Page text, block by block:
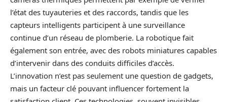
l’état des tuyauteries et des raccords, tandis que les
capteurs intelligents participent à une surveillance
continue d’un réseau de plomberie. La robotique fait
également son entrée, avec des robots miniatures capables
d’intervenir dans des conduits difficiles d’accès.
L’innovation n’est pas seulement une question de gadgets,
mais un facteur clé pouvant influencer fortement la